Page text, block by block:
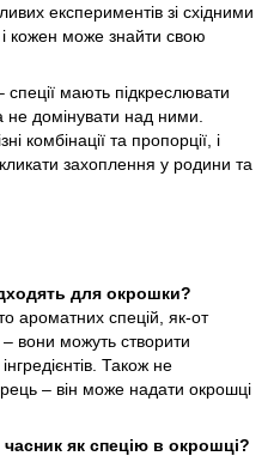
експериментів зі східними
і кожен може знайти свою
мають підкреслювати
не домінувати над ними.
комбінації та пропорції, і
захоплення у родини та
для окрошки?
ароматних спецій, як-от
вони можуть створити
Також не
– він може надати окрошці
як спецію в окрошці?